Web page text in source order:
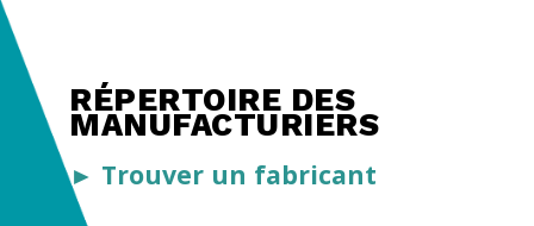
RÉPERTOIRE DES
MANUFACTURIERS
► Trouver un fabricant